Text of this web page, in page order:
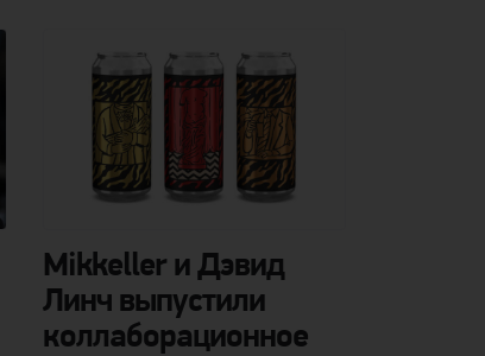
Mikkeller и Дэвид
Линч выпустили
коллаборационное